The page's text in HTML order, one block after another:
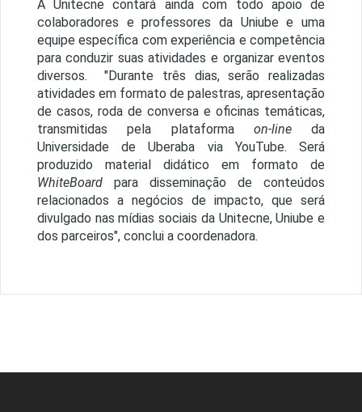
A Unitecne contará ainda com todo apoio de
colaboradores e professores da Uniube e uma
equipe específica com experiência e competência
para conduzir suas atividades e organizar eventos
diversos. "Durante três dias, serão realizadas
atividades em formato de palestras, apresentação
de casos, roda de conversa e oficinas temáticas,
transmitidas pela plataforma on-lineda
Universidade de Uberaba via YouTube. Será
produzido material didático em formato de
WhiteBoardpara disseminação de conteúdos
relacionados a negócios de impacto, que será
divulgado nas mídias sociais da Unitecne, Uniube e
dos parceiros", conclui a coordenadora.